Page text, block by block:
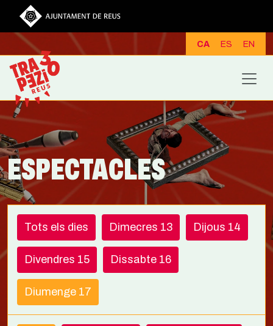
Vés al contingut
CA ES EN
ESPECTACLES
Tots els dies Dimecres 13 Dijous 14
Divendres 15 Dissabte 16
Diumenge 17